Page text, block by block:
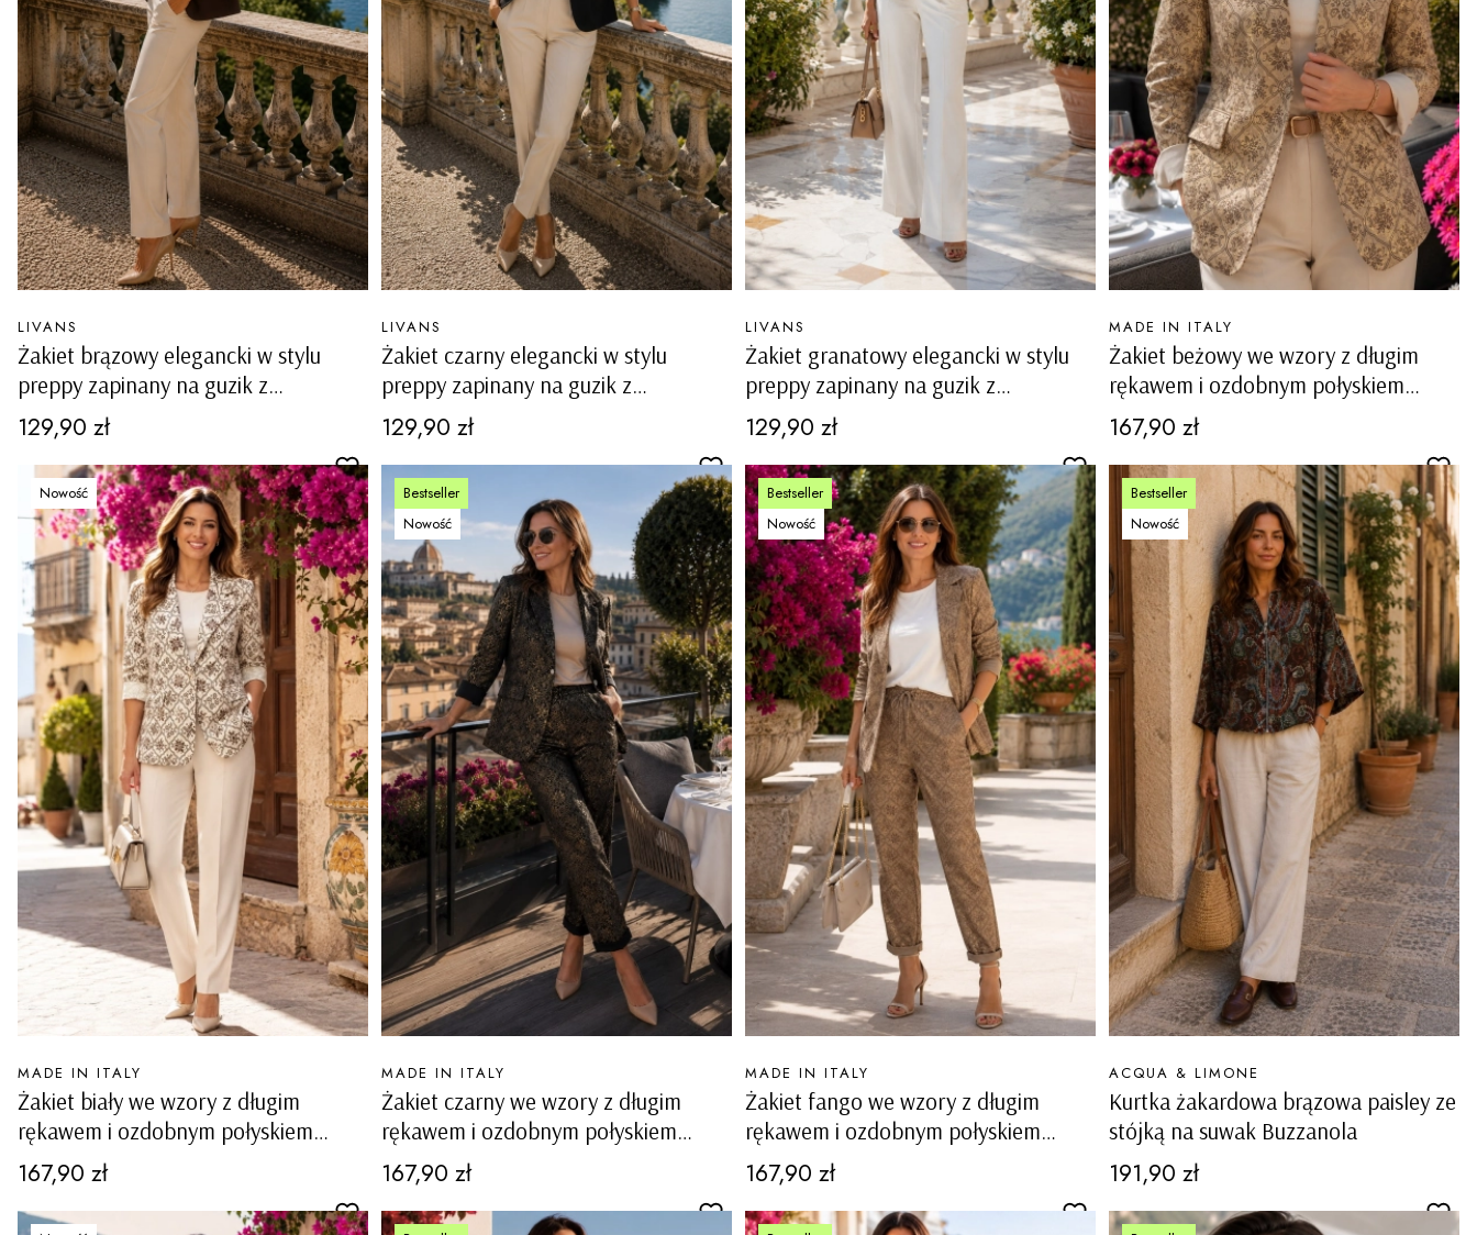
Żakiet brązowy elegancki w stylu
preppy zapinany na guzik z
kieszeniami Lauco
PRODUCENT
LIVANS
Cena
129,90 zł
Żakiet czarny elegancki w stylu
preppy zapinany na guzik z
kieszeniami Lauco
PRODUCENT
LIVANS
Cena
129,90 zł
Żakiet granatowy elegancki w stylu
preppy zapinany na guzik z
kieszeniami Lauco
PRODUCENT
LIVANS
Cena
129,90 zł
Żakiet beżowy we wzory z długim
rękawem i ozdobnym połyskiem
Feronella
PRODUCENT
MADE IN ITALY
Cena
167,90 zł
Nowość
Żakiet biały we wzory z długim
rękawem i ozdobnym połyskiem
Feronella
PRODUCENT
MADE IN ITALY
Cena
167,90 zł
Bestseller
Nowość
Żakiet czarny we wzory z długim
rękawem i ozdobnym połyskiem
Feronella
PRODUCENT
MADE IN ITALY
Cena
167,90 zł
Bestseller
Nowość
Żakiet fango we wzory z długim
rękawem i ozdobnym połyskiem
Feronella
PRODUCENT
MADE IN ITALY
Cena
167,90 zł
Bestseller
Nowość
Kurtka żakardowa brązowa paisley ze
stójką na suwak Buzzanola
PRODUCENT
ACQUA & LIMONE
Cena
191,90 zł